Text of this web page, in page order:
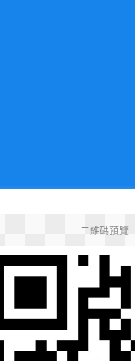
二維碼預覽